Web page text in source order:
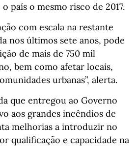
país o mesmo risco de 2017.
com escala na restante
nos últimos sete anos, pode
de mais de 750 mil
bem como afetar locais,
urbanas”, alerta.
que entregou ao Governo
aos grandes incêndios de
melhorias a introduzir no
qualificação e capacidade na